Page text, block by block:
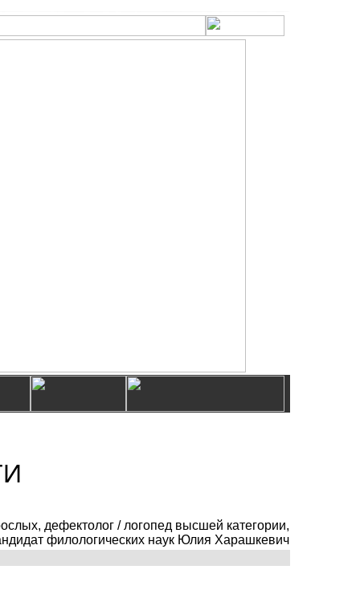
дефектолог / логопед высшей категории,
филологических наук Юлия Харашкевич